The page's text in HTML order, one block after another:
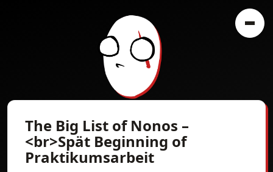
The Big List of Nonos –
<br>Spät Beginning of
Praktikumsarbeit